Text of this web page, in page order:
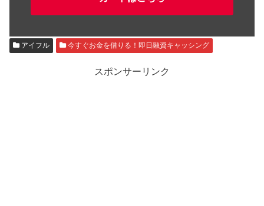
アイフル 今すぐお金を借りる！即日融資キャッシング
スポンサーリンク